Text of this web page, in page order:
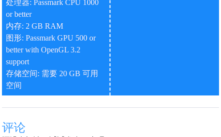
处理器: Passmark CPU 1000
or better
内存: 2 GB RAM
图形: Passmark GPU 500 or
better with OpenGL 3.2
support
存储空间: 需要 20 GB 可用
空间
评论